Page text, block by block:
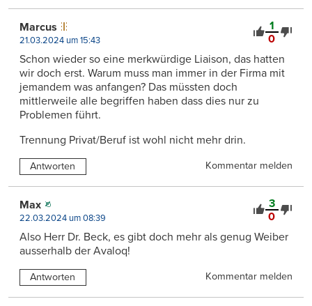
1
0
Marcus
21.03.2024 um 15:43
Schon wieder so eine merkwürdige Liaison, das hatten
wir doch erst. Warum muss man immer in der Firma mit
jemandem was anfangen? Das müssten doch
mittlerweile alle begriffen haben dass dies nur zu
Problemen führt.
Trennung Privat/Beruf ist wohl nicht mehr drin.
Antworten Kommentar melden
3
0
Max
22.03.2024 um 08:39
Also Herr Dr. Beck, es gibt doch mehr als genug Weiber
ausserhalb der Avaloq!
Antworten Kommentar melden